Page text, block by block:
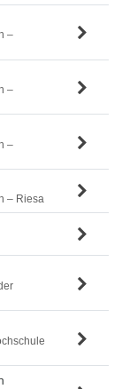
–
–
–
– Riesa